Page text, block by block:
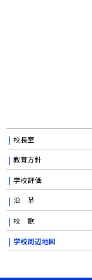
校長室
教育方針
学校評価
沿 革
校 歌
学校周辺地図